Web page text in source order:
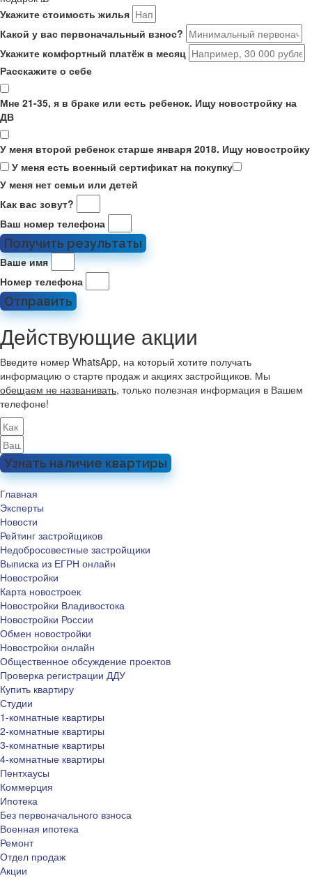
Укажите стоимость жилья
Какой у вас первоначальный взнос?
Укажите комфортный платёж в месяц
Расскажите о себе
Мне 21-35, я в браке или есть ребенок. Ищу новостройку на
ДВ
У меня второй ребенок старше января 2018. Ищу новостройку
У меня есть военный сертификат на покупку
У меня нет семьи или детей
Как вас зовут?
Ваш номер телефона
Получить результаты
Ваше имя
Номер телефона
Отправить
Действующие акции
Введите номер WhatsApp, на который хотите получать
информацию о старте продаж и акциях застройщиков. Мы
обещаем не названивать, только полезная информация в Вашем
телефоне!
Узнать наличие квартиры
Главная
Эксперты
Новости
Рейтинг застройщиков
Недобросовестные застройщики
Выписка из ЕГРН онлайн
Новостройки
Карта новостроек
Новостройки Владивостока
Новостройки России
Обмен новостройки
Новостройки онлайн
Общественное обсуждение проектов
Проверка регистрации ДДУ
Купить квартиру
Студии
1-комнатные квартиры
2-комнатные квартиры
3-комнатные квартиры
4-комнатные квартиры
Пентхаусы
Коммерция
Ипотека
Без первоначального взноса
Военная ипотека
Ремонт
Отдел продаж
Акции